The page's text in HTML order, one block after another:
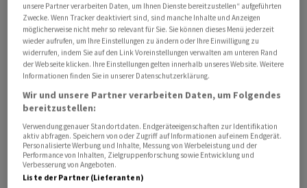
Nach Angaben des Flughafens kann es ganztätig zu
weiteren Flugstreichungen und Verzögerungen
kommen. Am ersten Ferientag in Hamburg wurden am
Airport eigentlich 50 000 Passagiere und 330 Starts und
Landungen erwartet. Vom Düsseldorfer Flughafen aus
wurden mehrere Ankunftsflüge zum Flughafen
Köln/Bonn umgeleitet, Abflüge verspäteten sich. Gegen
7.30 Uhr sei die Nordbahn wieder freigegeben worden.
Wie viele Flüge von der Protestaktion betroffen waren,
konnte eine Flughafen-Sprecherin zunächst nicht
unsere Partner verarbeiten Daten, um Ihnen Dienste bereitzustellen“ aufgeführten
Zwecke. Wenn Tracker deaktiviert sind, sind manche Inhalte und Anzeigen
möglicherweise nicht mehr so relevant für Sie. Sie können dieses Menü jederzeit
wieder aufrufen, um Ihre Einstellungen zu ändern oder Ihre Einwilligung zu
widerrufen, indem Sie auf den Link Voreinstellungen verwalten am unteren Rand
der Webseite klicken. Ihre Einstellungen gelten innerhalb unseres Website. Weitere
Informationen finden Sie in unserer Datenschutzerklärung.
Wir und unsere Partner verarbeiten Daten, um Folgendes
bereitzustellen:
Verwendung genauer Standortdaten. Endgeräteeigenschaften zur Identifikation
aktiv abfragen. Speichern von oder Zugriff auf Informationen auf einem Endgerät.
Personalisierte Werbung und Inhalte, Messung von Werbeleistung und der
Performance von Inhalten, Zielgruppenforschung sowie Entwicklung und
Verbesserung von Angeboten.
Liste der Partner (Lieferanten)